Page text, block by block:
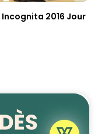
Incognita 2016 Jour